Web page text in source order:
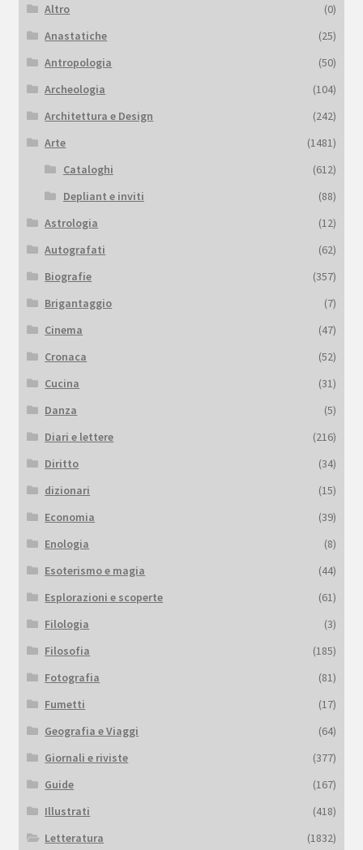
Altro
(0)
Anastatiche
(25)
Antropologia
(50)
Archeologia
(104)
Architettura e Design
(242)
Arte
(1481)
Cataloghi
(612)
Depliant e inviti
(88)
Astrologia
(12)
Autografati
(62)
Biografie
(357)
Brigantaggio
(7)
Cinema
(47)
Cronaca
(52)
Cucina
(31)
Danza
(5)
Diari e lettere
(216)
Diritto
(34)
dizionari
(15)
Economia
(39)
Enologia
(8)
Esoterismo e magia
(44)
Esplorazioni e scoperte
(61)
Filologia
(3)
Filosofia
(185)
Fotografia
(81)
Fumetti
(17)
Geografia e Viaggi
(64)
Giornali e riviste
(377)
Guide
(167)
Illustrati
(418)
Letteratura
(1832)